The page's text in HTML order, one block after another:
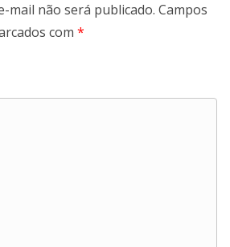
mail não será publicado. Campos
com *